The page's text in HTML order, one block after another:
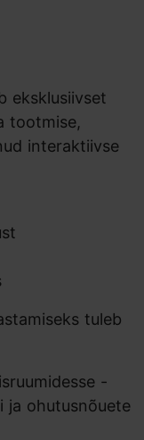
eksklusiivset
tootmise,
interaktiivse
tuleb
-
ja ohutusnõuete